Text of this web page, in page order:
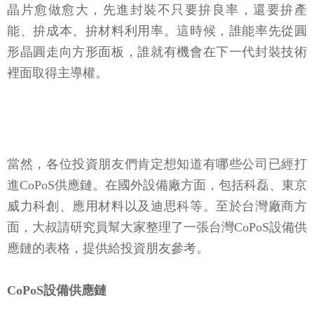
晶片愈做愈大，先進封裝不只要拚良率，還要拚產
能、拚成本、拚材料利用率。這時候，誰能率先從圓
形晶圓走向方形面板，誰就有機會在下一代封裝技術
裡面取得主導權。
當然，各位投資朋友們肯定想知道有哪些公司已經打
進CoPoS供應鏈。在國外設備廠方面，包括科磊、東京
威力科創、應用材料以及迪思科等。至於台灣廠商方
面，大叔請研究員幫大家整理了一張台灣CoPoS設備供
應鏈的表格，提供給投資朋友參考。
CoPoS設備供應鏈